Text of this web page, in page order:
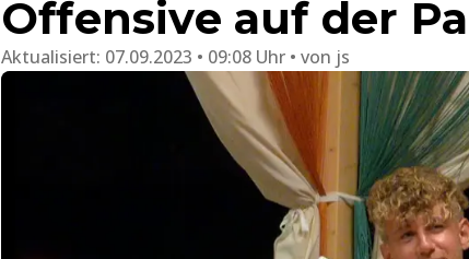
Offensive auf der
Aktualisiert: 07.09.2023 • 09:08 Uhr von js